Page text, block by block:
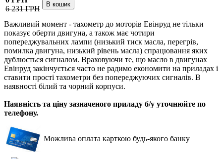
6 231 ГРН
Важливий момент - тахометр до моторів Евінруд не тільки
показує оберти двигуна, а також має чотири
попереджувальних лампи (низький тиск масла, перегрів,
помилка двигуна, низький рівень масла) спрацювання яких
дублюється сигналом. Враховуючи те, що масло в двигунах
Евінруд закінчується часто не радимо економити на приладах і
ставити прості тахометри без попереджуючих сигналів. В
наявності білий та чорний корпуси.
Наявність та ціну зазначеного приладу б/у уточнюйте по
телефону.
Можлива оплата карткою будь-якого банку